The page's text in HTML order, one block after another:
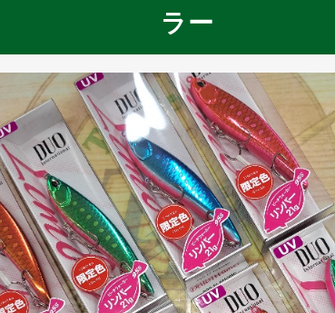
ラー